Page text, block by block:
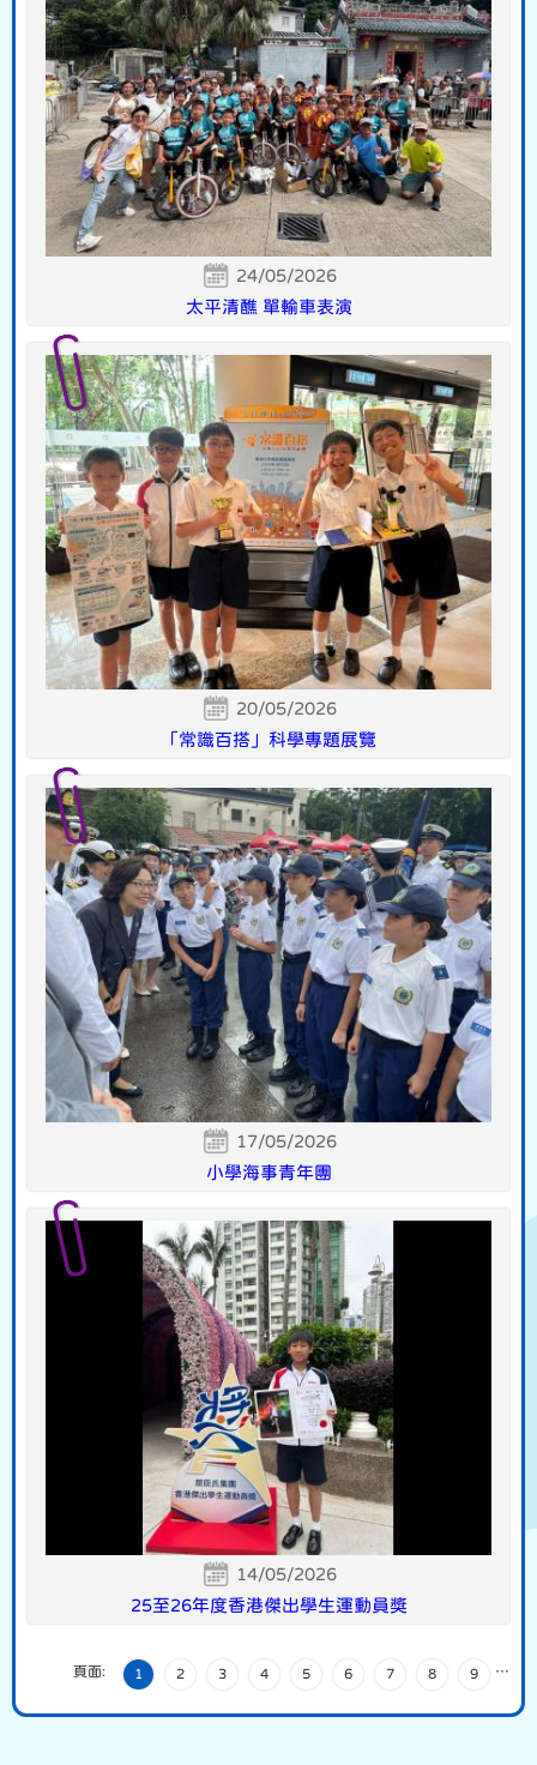
24/05/2026
太平清醮 單輸車表演
20/05/2026
「常識百搭」科學專題展覽
17/05/2026
小學海事青年團
14/05/2026
25至26年度香港傑出學生運動員獎
頁面: 1 2 3 4 5 6 7 8 9 …